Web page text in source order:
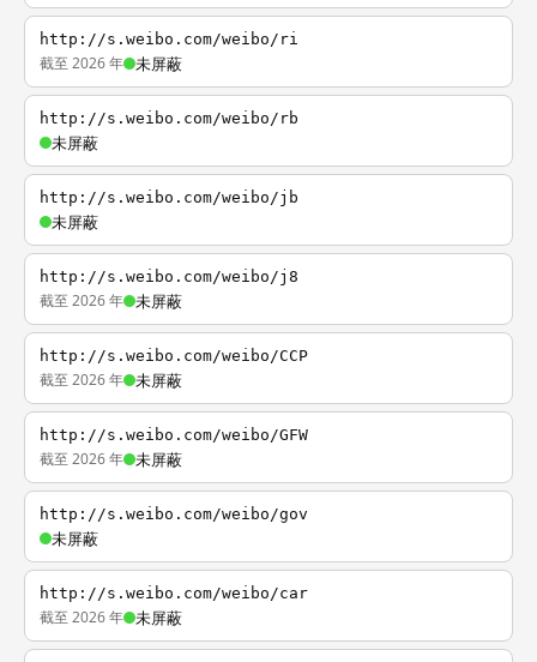
http://s.weibo.com/weibo/ri
截至 2026 年 未屏蔽
http://s.weibo.com/weibo/rb
未屏蔽
http://s.weibo.com/weibo/jb
未屏蔽
http://s.weibo.com/weibo/j8
截至 2026 年 未屏蔽
http://s.weibo.com/weibo/CCP
截至 2026 年 未屏蔽
http://s.weibo.com/weibo/GFW
截至 2026 年 未屏蔽
http://s.weibo.com/weibo/gov
未屏蔽
http://s.weibo.com/weibo/car
截至 2026 年 未屏蔽